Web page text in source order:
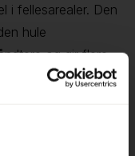
i fellesarealer. Den
hule
og gir flere
Den rette